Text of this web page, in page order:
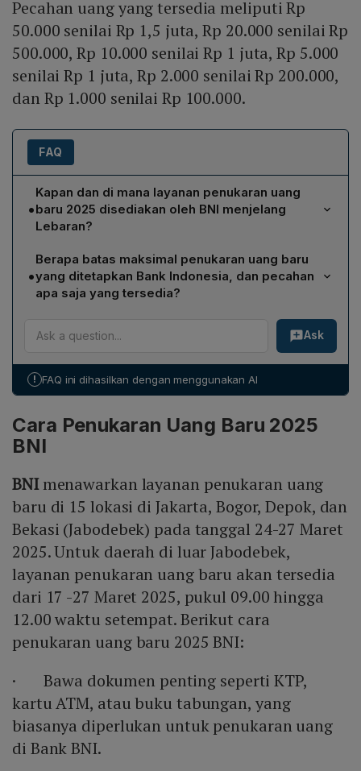
Pecahan uang yang tersedia meliputi Rp
50.000 senilai Rp 1,5 juta, Rp 20.000 senilai Rp
500.000, Rp 10.000 senilai Rp 1 juta, Rp 5.000
senilai Rp 1 juta, Rp 2.000 senilai Rp 200.000,
dan Rp 1.000 senilai Rp 100.000.
FAQ
•
Kapan dan di mana layanan penukaran uang
baru 2025 disediakan oleh BNI menjelang
Lebaran?
BNI membuka layanan penukaran uang baru di 15
kantor cabang Jabodebek (Jakarta, Bogor, Depok,
Bekasi) pada tanggal 24‑27 Maret 2025. Untuk wilayah
di luar Jabodebek, layanan tersedia dari 17‑27 Maret
2025 dengan jam operasional 09.00‑12.00 waktu
setempat. Nasabah disarankan datang lebih awal untuk
•
Berapa batas maksimal penukaran uang baru
yang ditetapkan Bank Indonesia, dan pecahan
apa saja yang tersedia?
Bank Indonesia menetapkan batas maksimal penukaran
sebesar Rp4,3 juta per nasabah. Pecahan yang dapat
dipilih meliputi: Rp50.000 (senilai Rp1,5 juta), Rp20.000
Rp2.000 (Rp200 ribu), dan Rp1.000 (Rp100 ribu).
Ask
! FAQ ini dihasilkan dengan menggunakan AI
Cara Penukaran Uang Baru 2025
BNI
BNImenawarkan layanan penukaran uang
baru di 15 lokasi di Jakarta, Bogor, Depok, dan
Bekasi (Jabodebek) pada tanggal 24-27 Maret
2025. Untuk daerah di luar Jabodebek,
layanan penukaran uang baru akan tersedia
dari 17 -27 Maret 2025, pukul 09.00 hingga
12.00 waktu setempat. Berikut cara
penukaran uang baru 2025 BNI:
· Bawa dokumen penting seperti KTP,
kartu ATM, atau buku tabungan, yang
biasanya diperlukan untuk penukaran uang
di Bank BNI.